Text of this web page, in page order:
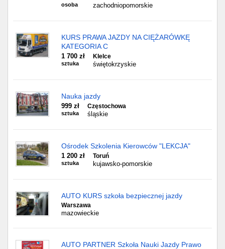
osoba zachodniopomorskie
KURS PRAWA JAZDY NA CIĘŻARÓWKĘ
KATEGORIA C
1 700 zł
sztuka
KIelce
świętokrzyskie
Nauka jazdy
999 zł
sztuka
Częstochowa
śląskie
Ośrodek Szkolenia Kierowców "LEKCJA"
1 200 zł
sztuka
Toruń
kujawsko-pomorskie
AUTO KURS szkoła bezpiecznej jazdy
Warszawa
mazowieckie
AUTO PARTNER Szkoła Nauki Jazdy Prawo